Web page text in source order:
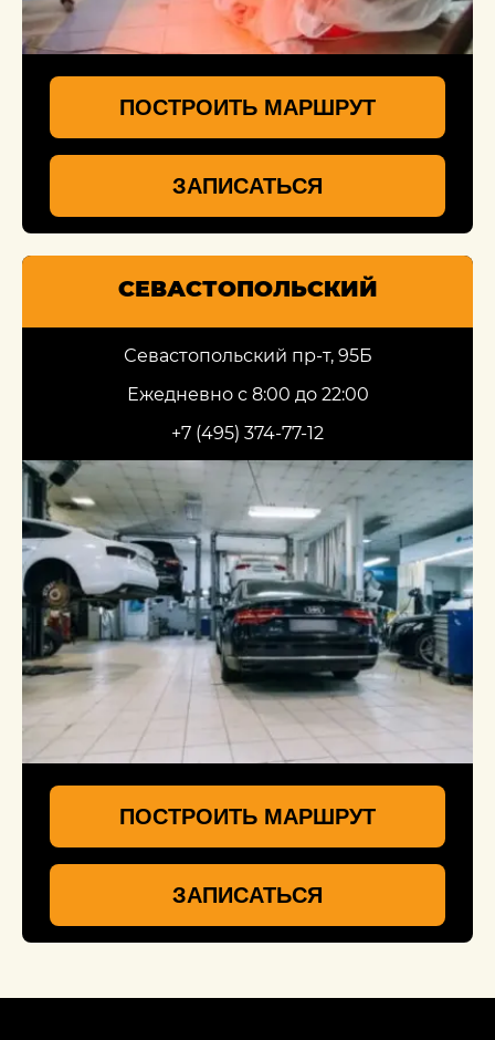
ПОСТРОИТЬ МАРШРУТ
ЗАПИСАТЬСЯ
СЕВАСТОПОЛЬСКИЙ
Севастопольский пр-т, 95Б
Ежедневно с 8:00 до 22:00
+7 (495) 374-77-12
ПОСТРОИТЬ МАРШРУТ
ЗАПИСАТЬСЯ